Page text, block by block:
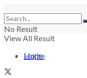
No Result
View All Result
Login
Home